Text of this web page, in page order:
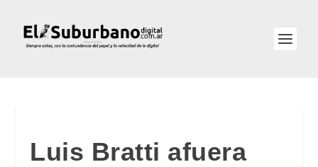
Luis Bratti afuera